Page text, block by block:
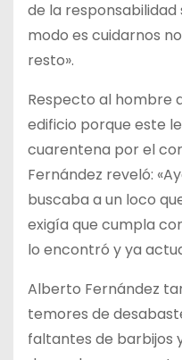
de la
modo es cuidarnos
resto».
Respecto al hombre
edificio porque este
cuarentena por el
Fernández reveló:
buscaba a un loco
exigía que cumpla
lo encontró y ya
Alberto Fernández
temores de
faltantes de barbijos